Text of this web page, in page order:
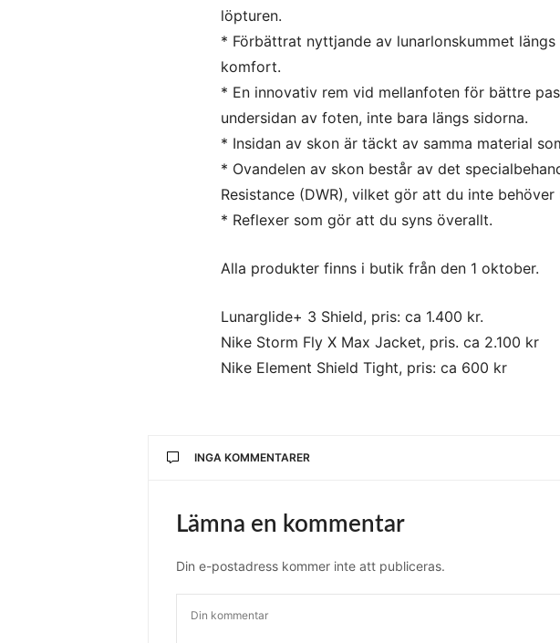
löpturen.
* Förbättrat nyttjande av lunarlonskummet
komfort.
* En innovativ rem vid mellanfoten för bättre
undersidan av foten, inte bara längs sidorna.
* Insidan av skon är täckt av samma material
* Ovandelen av skon består av det
Resistance (DWR), vilket gör att du inte
* Reflexer som gör att du syns överallt.
Alla produkter finns i butik från den 1 oktober.
Lunarglide+ 3 Shield, pris: ca 1.400 kr.
Nike Storm Fly X Max Jacket, pris. ca 2.100 kr
Nike Element Shield Tight, pris: ca 600 kr
INGA KOMMENTARER
Lämna en kommentar
Din e-postadress kommer inte att publiceras.